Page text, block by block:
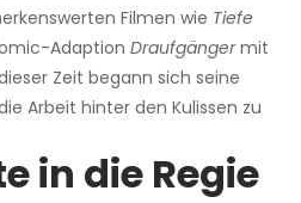
Filmen wie Tiefe
Adaption Draufgängermit
Zeit begann sich seine
Arbeit hinter den Kulissen zu
in die Regie